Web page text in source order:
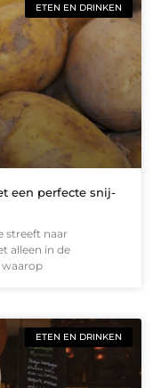
ETEN EN DRINKEN
een perfecte snij-
streeft naar
alleen in de
waarop
ETEN EN DRINKEN